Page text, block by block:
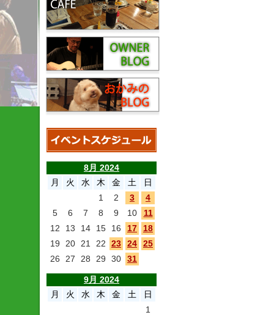
8月 2024
月
火 水 木 金 土
日
1
2 3
4
5
6 7 8 9 10
11
12
13 14 15 16 17
18
19
20 21 22 23 24
25
26
27 28 29 30 31
9月 2024
月
火 水 木 金 土
日
1